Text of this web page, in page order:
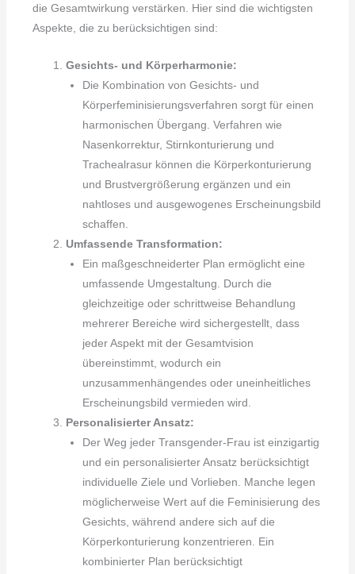
die Gesamtwirkung verstärken. Hier sind die wichtigsten
Aspekte, die zu berücksichtigen sind:
Gesichts- und Körperharmonie:
Die Kombination von Gesichts- und
Körperfeminisierungsverfahren sorgt für einen
harmonischen Übergang. Verfahren wie
Nasenkorrektur, Stirnkonturierung und
Trachealrasur können die Körperkonturierung
und Brustvergrößerung ergänzen und ein
nahtloses und ausgewogenes Erscheinungsbild
schaffen.
Umfassende Transformation:
Ein maßgeschneiderter Plan ermöglicht eine
umfassende Umgestaltung. Durch die
gleichzeitige oder schrittweise Behandlung
mehrerer Bereiche wird sichergestellt, dass
jeder Aspekt mit der Gesamtvision
übereinstimmt, wodurch ein
unzusammenhängendes oder uneinheitliches
Erscheinungsbild vermieden wird.
Personalisierter Ansatz:
Der Weg jeder Transgender-Frau ist einzigartig
und ein personalisierter Ansatz berücksichtigt
individuelle Ziele und Vorlieben. Manche legen
möglicherweise Wert auf die Feminisierung des
Gesichts, während andere sich auf die
Körperkonturierung konzentrieren. Ein
kombinierter Plan berücksichtigt